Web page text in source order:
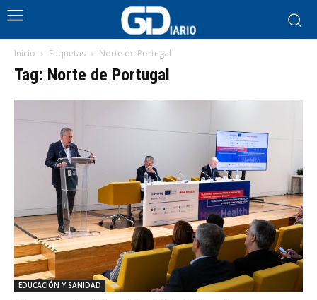
Inicio Etiquetas Norte de Portugal
Tag: Norte de Portugal
EDUCACIÓN Y SANIDAD